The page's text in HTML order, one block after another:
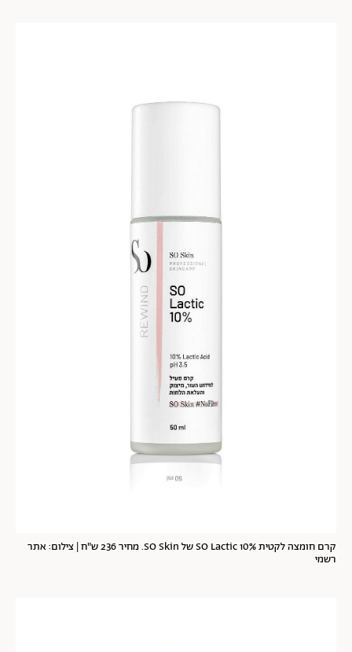
קרם חומצה לקטית SO Lactic 10% של SO Skin. מחיר 236 ש"ח | צילום: אתר
רשמי